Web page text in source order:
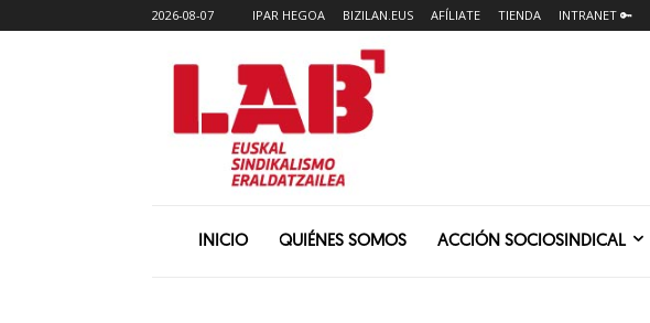
2026-08-07 IPAR HEGOA BIZILAN.EUS AFÍLIATE TIENDA INTRANET 🔑
INICIO QUIÉNES SOMOS ACCIÓN SOCIOSINDICAL